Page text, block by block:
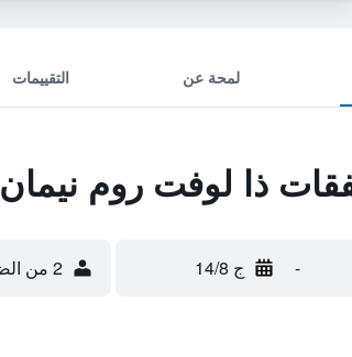
لمحة عن التقييمات
ذا لوفت روم نيمان
- ج 14/8 2 من الضيوف، غرفة واحدة